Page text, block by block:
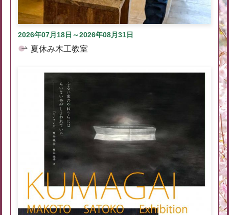
2026年07月18日～2026年08月31日
夏休み木工教室